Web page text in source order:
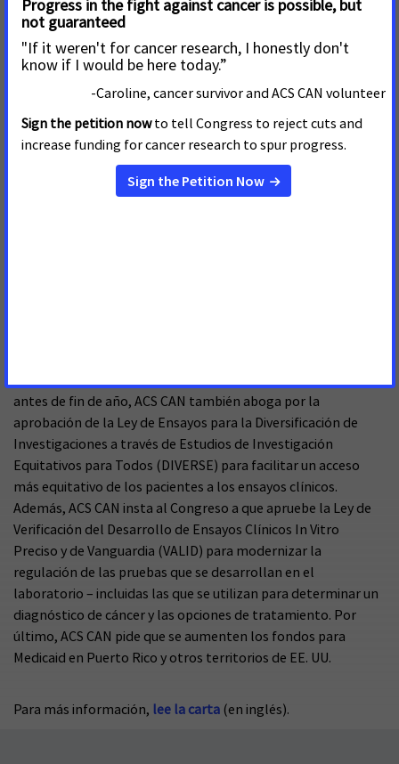
Como parte de ese esfuerzo, ACS CAN ha lanzado una
campaña publicitaria nacional(en inglés) que destaca las
principales prioridades para las personas afectadas por el
cáncer que saldrá en publicaciones impresas y digitales en
medios de comunicación nacionales, así como en ciertos
medios regionales en todo el país. ACS CAN también se asoció
con otros grupos contra el cáncer enla nueva publicidad
inglés) que se lanzó esta semana que pide que el Congreso
apruebe la Ley MCED y que aparece en publicaciones
antes de fin de año, ACS CAN también aboga por la
aprobación de la Ley de Ensayos para la Diversificación de
Investigaciones a través de Estudios de Investigación
Equitativos para Todos (DIVERSE) para facilitar un acceso
más equitativo de los pacientes a los ensayos clínicos.
Además, ACS CAN insta al Congreso a que apruebe la Ley de
Verificación del Desarrollo de Ensayos Clínicos In Vitro
Preciso y de Vanguardia (VALID) para modernizar la
regulación de las pruebas que se desarrollan en el
laboratorio – incluidas las que se utilizan para determinar un
diagnóstico de cáncer y las opciones de tratamiento. Por
último, ACS CAN pide que se aumenten los fondos para
Medicaid en Puerto Rico y otros territorios de EE. UU.
Para más información, lee la carta (en inglés).